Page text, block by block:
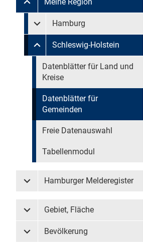
Untermenü Meine Region
Untermenü überspringen
Untermenü Meine Region
Hamburg
Untermenü Meine Region
Schleswig-Holstein
Untermenü überspringen
Datenblätter für Land und
Kreise
Datenblätter für
Gemeinden
Freie Datenauswahl
Tabellenmodul
Untermenü Hamburger
Hamburger Melderegister
Untermenü Gebiet, Fläche
Gebiet, Fläche
Untermenü Bevölkerung
Bevölkerung